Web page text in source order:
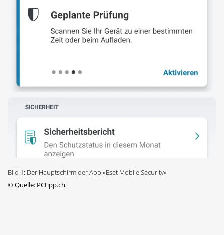
Bild 1: Der Hauptschirm der App «Eset Mobile Security»
©Quelle: PCtipp.ch